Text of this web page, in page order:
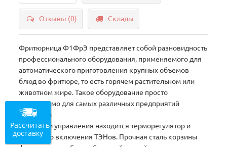
Отзывы (0) Склады
Фритюрница Ф1ФрЭ представляет собой разновидность
профессионального оборудования, применяемого для
автоматического приготовления крупных объемов
блюд во фритюре, то есть горячем растительном или
животном жире. Такое оборудование просто
незаменимо для самых различных предприятий
общепита
На панели управления находится терморегулятор и
индикатор включения ТЭНов. Прочная сталь корзины
Рассчитать
доставку